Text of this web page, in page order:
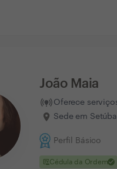
João Maia
Oferece
Sede em
Perfil Básico
clinical_notesCédula da Ordemcheck